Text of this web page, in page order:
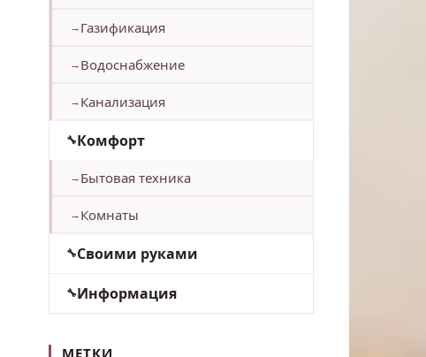
Газификация
Водоснабжение
Канализация
Комфорт
Бытовая техника
Комнаты
Своими руками
Информация
МЕТКИ